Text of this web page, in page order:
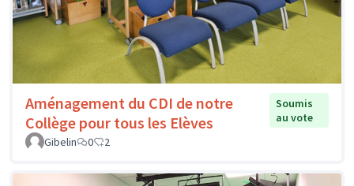
Aménagement du CDI de notre
Collège pour tous les Elèves
Soumis
au vote
Gibelin
0 2